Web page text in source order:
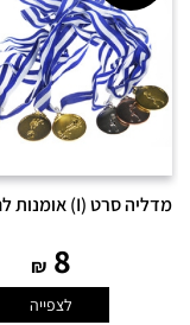
מדליה סרט (I) אומנות לחימה ארד
8
₪
לצפייה